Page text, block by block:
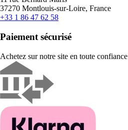
37270 Montlouis-sur-Loire, France
+33 1 86 47 62 58
Paiement sécurisé
Achetez sur notre site en toute confiance